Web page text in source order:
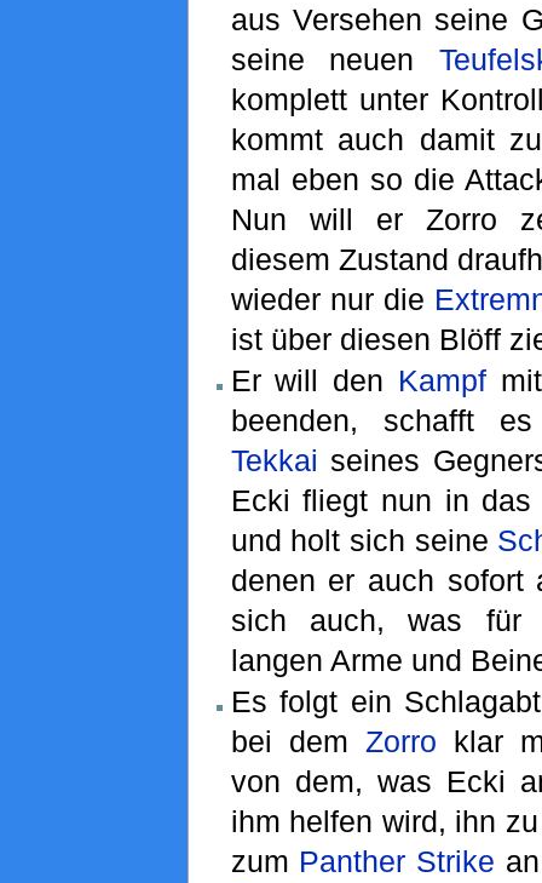
aus Versehen seine
seine neuen
komplett unter
kommt auch damit
mal eben so die
Nun will er Zorro
diesem Zustand
wieder nur die
ist über diesen Blöff
Er will den Kampf
beenden, schafft
Tekkai seines
Ecki fliegt nun in das
und holt sich seine
denen er auch sofort
sich auch, was für
langen Arme und
Es folgt ein
bei dem Zorro klar
von dem, was Ecki
ihm helfen wird, ihn
zum Panther Strike